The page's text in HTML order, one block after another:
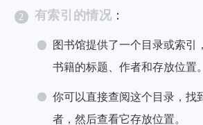
有索引的情况 ：
图书馆提供了一个目录或索引
书籍的标题、作者和存放位置。
你可以直接查阅这个目录，找
者，然后查看它存放位置。